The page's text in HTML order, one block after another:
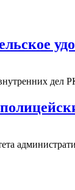
дел